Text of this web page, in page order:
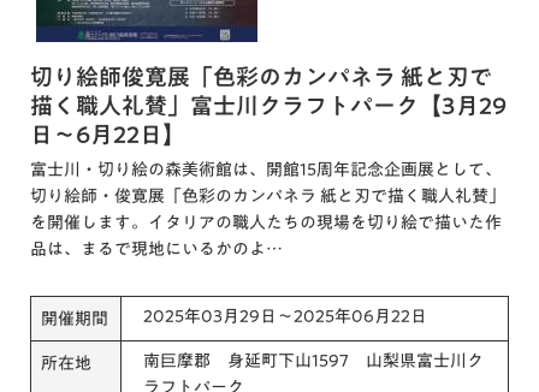
切り絵師俊寛展「色彩のカンパネラ 紙と刃で
描く職人礼賛」富士川クラフトパーク【3月29
日～6月22日】
富士川・切り絵の森美術館は、開館15周年記念企画展として、
切り絵師・俊寛展「色彩のカンパネラ 紙と刃で描く職人礼賛」
を開催します。イタリアの職人たちの現場を切り絵で描いた作
品は、まるで現地にいるかのよ…
開催期間 2025年03月29日～2025年06月22日
所在地
南巨摩郡 身延町下山1597 山梨県富士川ク
ラフトパーク